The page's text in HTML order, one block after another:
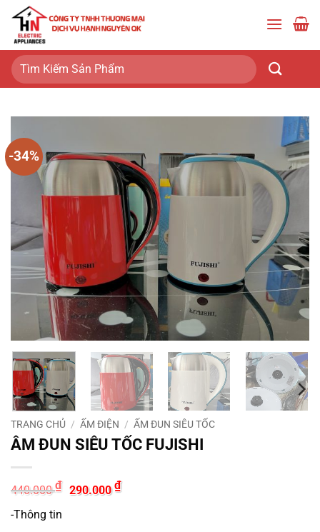
nội
dung
Tìm
kiếm:
-34%
TRANG CHỦ / ẤM ĐIỆN / ẤM ĐUN SIÊU TỐC
ÂM ĐUN SIÊU TỐC FUJISHI
440.000₫ Giá
gốc
290.000₫Giá
hiện
-Thông tin